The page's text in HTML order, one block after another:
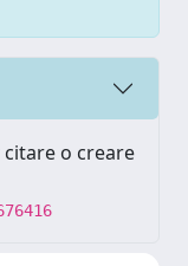
o creare